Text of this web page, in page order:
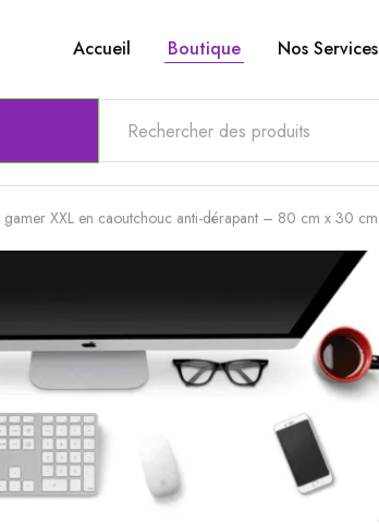
Accueil Boutique Nos Services
gamer XXL en caoutchouc anti-dérapant – 80 cm x 30 cm